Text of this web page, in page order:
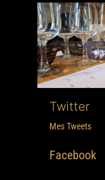
Twitter
Mes Tweets
Facebook